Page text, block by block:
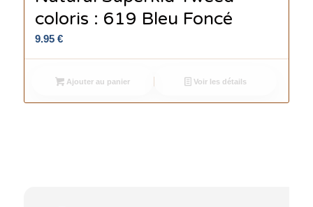
coloris : 619 Bleu Foncé
9.95 €
Ajouter au panier Voir les détails